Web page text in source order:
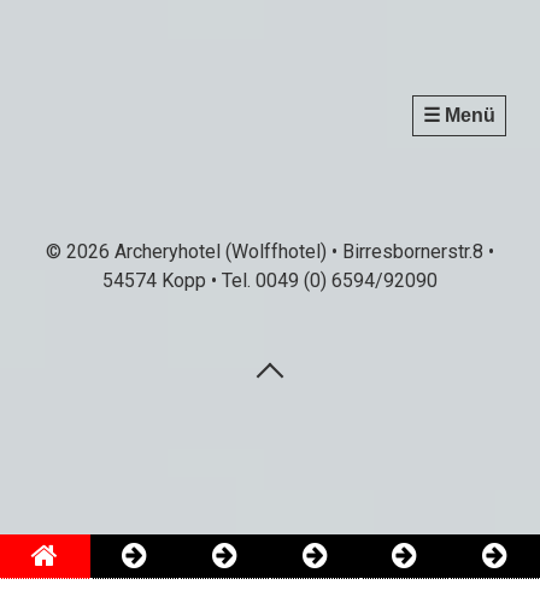
☰ Menü
© 2026 Archeryhotel (Wolffhotel) • Birresbornerstr.8 •
54574 Kopp • Tel. 0049 (0) 6594/92090